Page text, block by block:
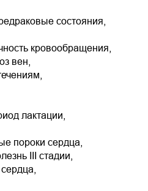
состояния,
кровообращения,
вен,
лактации,
пороки сердца,
III стадии,